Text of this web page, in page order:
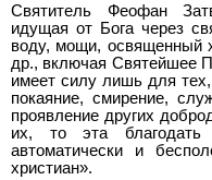
Святитель Феофан
идущая от Бога через
воду, мощи, освященный
др., включая Свя­тейшее
имеет силу лишь для тех,
покаяние, смирение,
проявление других
их, то эта
автоматически и
христиан».